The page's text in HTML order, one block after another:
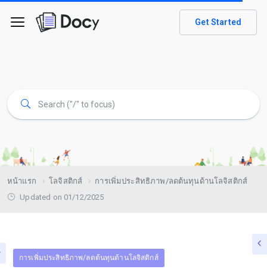
Get Started
หน้าแรก โลจิสติกส์
การเพิ่มประสิทธิภาพ/ลดต้นทุนด้านโลจิสติกส์
Updated on 01/12/2025
การเพิ่มประสิทธิภาพ/ลดต้นทุนด้านโลจิสติกส์